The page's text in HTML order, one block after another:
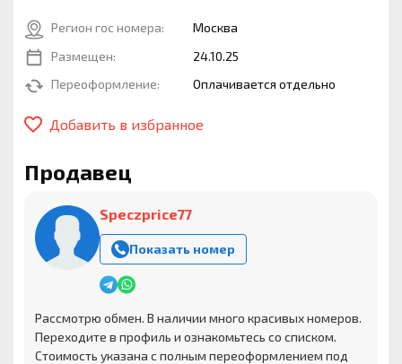
Регион гос номера:
Москва
Размещен:
24.10.25
Переоформление:
Оплачивается отдельно
Добавить в избранное
Продавец
Speczprice77
Показать номер
Рассмотрю обмен. В наличии много красивых номеров.
Переходите в профиль и ознакомьтесь со списком.
Стоимость указана с полным переоформлением под